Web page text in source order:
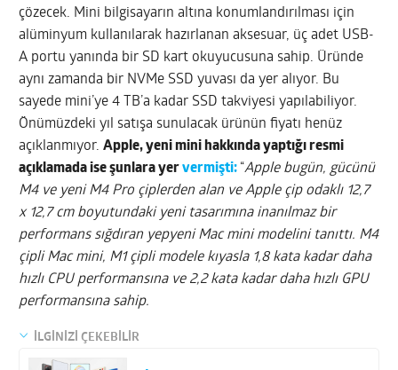
çözecek. Mini bilgisayarın altına konumlandırılması için
alüminyum kullanılarak hazırlanan aksesuar, üç adet USB-
A portu yanında bir SD kart okuyucusuna sahip. Üründe
aynı zamanda bir NVMe SSD yuvası da yer alıyor. Bu
sayede mini’ye 4 TB’a kadar SSD takviyesi yapılabiliyor.
Önümüzdeki yıl satışa sunulacak ürünün fiyatı henüz
açıklanmıyor.Apple, yeni mini hakkında yaptığı resmi
açıklamada ise şunlara yervermişti: “Apple bugün, gücünü
M4 ve yeni M4 Pro çiplerden alan ve Apple çip odaklı 12,7
x 12,7 cm boyutundaki yeni tasarımına inanılmaz bir
performans sığdıran yepyeni Mac mini modelini tanıttı. M4
çipli Mac mini, M1 çipli modele kıyasla 1,8 kata kadar daha
hızlı CPU performansına ve 2,2 kata kadar daha hızlı GPU
performansına sahip.
İLGİNİZİ ÇEKEBİLİR